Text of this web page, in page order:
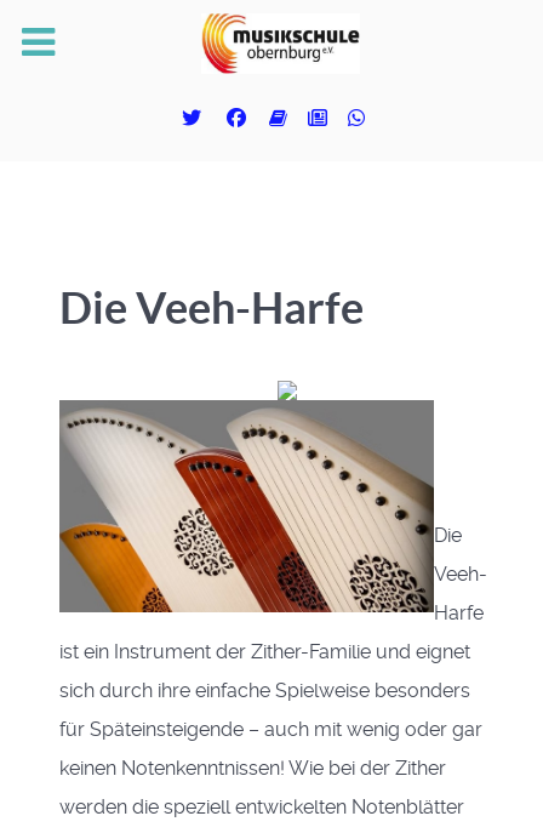
Die Veeh-Harfe
Die
Veeh-
Harfe
ist ein Instrument der Zither-Familie und eignet
sich durch ihre einfache Spielweise besonders
für Späteinsteigende – auch mit wenig oder gar
keinen Notenkenntnissen! Wie bei der Zither
werden die speziell entwickelten Notenblätter